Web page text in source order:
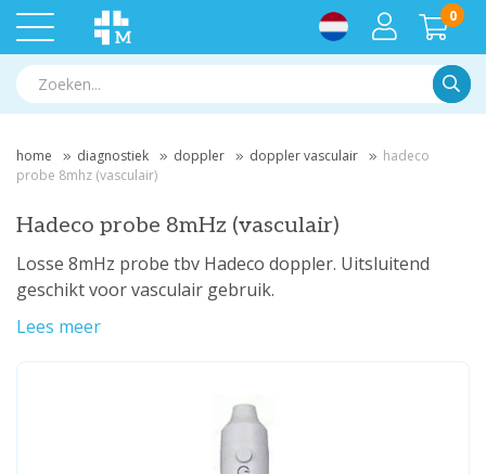
0
home diagnostiek doppler doppler vasculair
hadeco
probe 8mhz (vasculair)
Hadeco probe 8mHz (vasculair)
Losse 8mHz probe tbv Hadeco doppler. Uitsluitend
geschikt voor vasculair gebruik.
Lees meer